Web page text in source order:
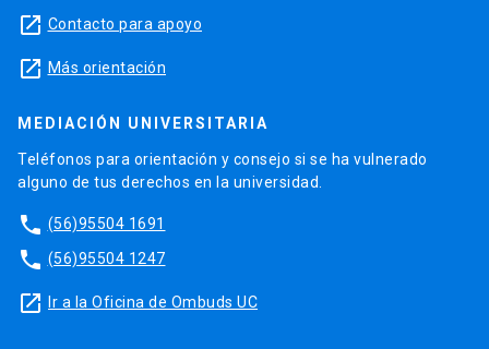
launch Contacto para apoyo
launch Más orientación
MEDIACIÓN UNIVERSITARIA
Teléfonos para orientación y consejo si se ha vulnerado
alguno de tus derechos en la universidad.
phone (56)95504 1691
phone (56)95504 1247
launch Ir a la Oficina de Ombuds UC